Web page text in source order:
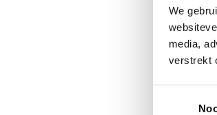
We
media,
verstrekt